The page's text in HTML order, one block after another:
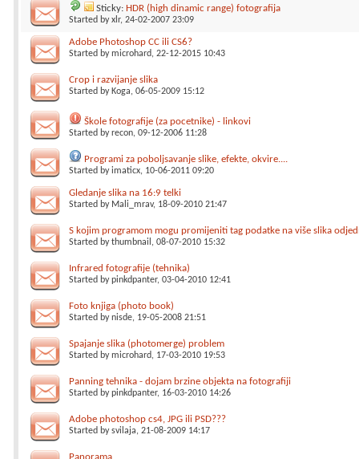
Sticky: HDR (high dinamic range) fotografija
Started byxlr, 24-02-2007 23:09
Adobe Photoshop CC ili CS6?
Started bymicrohard, 22-12-2015 10:43
Crop i razvijanje slika
Started by Koga, 06-05-2009 15:12
Škole fotografije (za pocetnike) - linkovi
Started byrecon, 09-12-2006 11:28
Programi za poboljsavanje slike, efekte, okvire....
Started byimaticx, 10-06-2011 09:20
Gledanje slika na 16:9 telki
Started by Mali_mrav, 18-09-2010 21:47
S kojim programom mogu promijeniti tag podatke na više slika
Started bythumbnail , 08-07-2010 15:32
Infrared fotografije (tehnika)
Started bypinkdpanter, 03-04-2010 12:41
Foto knjiga (photo book)
Started bynisde, 19-05-2008 21:51
Spajanje slika (photomerge) problem
Started bymicrohard, 17-03-2010 19:53
Panning tehnika - dojam brzine objekta na fotografiji
Started bypinkdpanter, 16-03-2010 14:26
Adobe photoshop cs4, JPG ili PSD???
Started bysvilaja, 21-08-2009 14:17